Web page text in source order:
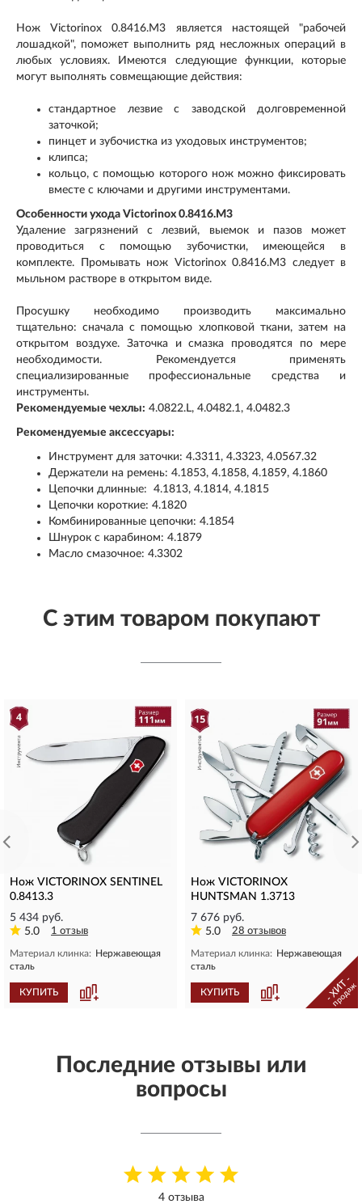
Нож Victorinox 0.8416.M3 является настоящей "рабочей
лошадкой", поможет выполнить ряд несложных операций в
любых условиях. Имеются следующие функции, которые
могут выполнять совмещающие действия:
стандартное лезвие с заводской долговременной
заточкой;
пинцет и зубочистка из уходовых инструментов;
клипса;
кольцо, с помощью которого нож можно фиксировать
вместе с ключами и другими инструментами.
Особенности ухода Victorinox 0.8416.M3
Удаление загрязнений с лезвий, выемок и пазов может
проводиться с помощью зубочистки, имеющейся в
комплекте. Промывать нож Victorinox 0.8416.M3 следует в
мыльном растворе в открытом виде.
Просушку необходимо производить максимально
тщательно: сначала с помощью хлопковой ткани, затем на
открытом воздухе. Заточка и смазка проводятся по мере
необходимости. Рекомендуется применять
специализированные профессиональные средства и
инструменты.
Рекомендуемые чехлы: 4.0822.L, 4.0482.1, 4.0482.3
Рекомендуемые аксессуары:
Инструмент для заточки: 4.3311, 4.3323, 4.0567.32
Держатели на ремень: 4.1853, 4.1858, 4.1859, 4.1860
Цепочки длинные: 4.1813, 4.1814, 4.1815
Цепочки короткие: 4.1820
Комбинированные цепочки: 4.1854
Шнурок с карабином: 4.1879
Масло смазочное: 4.3302
С этим товаром покупают
Нож VICTORINOX SENTINEL
0.8413.3
5 434 руб.
5.0
1 отзыв
Материал клинка: Нержавеющая
сталь
КУПИТЬ
Нож VICTORINOX
HUNTSMAN 1.3713
7 676 руб.
5.0
28 отзывов
Материал клинка: Нержавеющая
сталь
КУПИТЬ - ХИТ -
продаж
Последние отзывы или
вопросы
4 отзыва